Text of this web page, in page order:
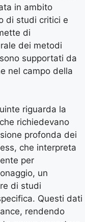
in ambito
di studi critici e
di
dei metodi
supportati da
nel campo della
riguarda la
richiedevano
profonda dei
che interpreta
per
un
di studi
Questi dati
rendendo